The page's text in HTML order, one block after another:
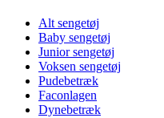
Alt sengetøj
Baby sengetøj
Junior sengetøj
Voksen sengetøj
Pudebetræk
Faconlagen
Dynebetræk